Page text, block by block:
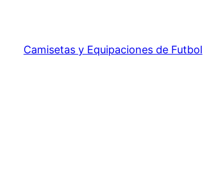
contenido
Camisetas y Equipaciones de Futbol